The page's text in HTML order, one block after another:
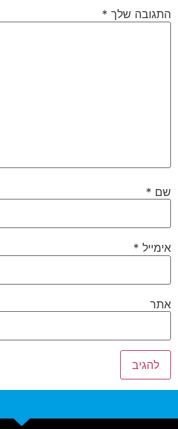
התגובה שלך *
שם *
אימייל *
אתר